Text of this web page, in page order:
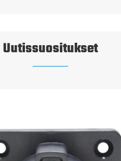
Uutissuositukset